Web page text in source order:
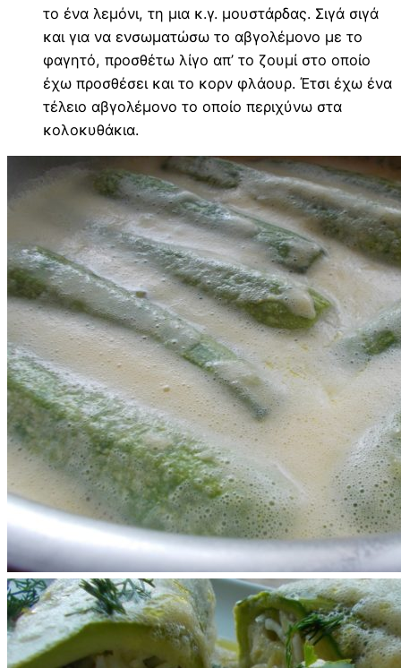
το ένα λεμόνι, τη μια κ.γ. μουστάρδας. Σιγά σιγά
και για να ενσωματώσω το αβγολέμονο με το
φαγητό, προσθέτω λίγο απ’ το ζουμί στο οποίο
έχω προσθέσει και το κορν φλάουρ. Έτσι έχω ένα
τέλειο αβγολέμονο το οποίο περιχύνω στα
κολοκυθάκια.